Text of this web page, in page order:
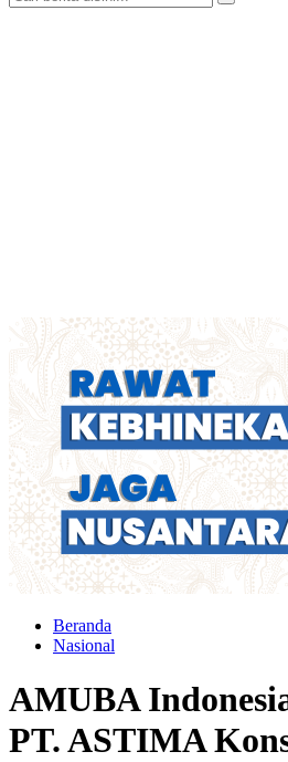
Beranda
Nasional
AMUBA
PT. ASTIMA